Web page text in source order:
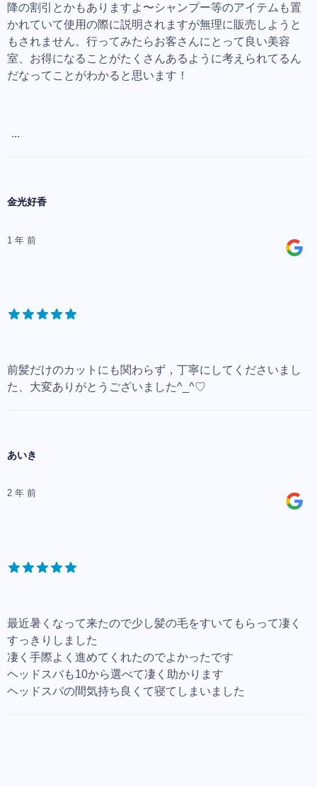
降の割引とかもありますよ〜シャンプー等のアイテムも置
かれていて使用の際に説明されますが無理に販売しようと
もされません。行ってみたらお客さんにとって良い美容
室、お得になることがたくさんあるように考えられてるん
だなってことがわかると思います！
...
金光好香
1 年 前
前髪だけのカットにも関わらず，丁寧にしてくださいまし
た、大変ありがとうございました^_^♡
あいき
2 年 前
最近暑くなって来たので少し髪の毛をすいてもらって凄く
すっきりしました
凄く手際よく進めてくれたのでよかったです
ヘッドスバも10から選べて凄く助かります
ヘッドスパの間気持ち良くて寝てしまいました